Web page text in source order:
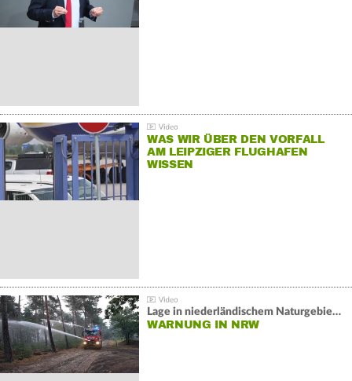
WAS WIR ÜBER DEN VORFALL
AM LEIPZIGER FLUGHAFEN
WISSEN
Lage in niederländischem Naturgebiet stabil
WARNUNG IN NRW